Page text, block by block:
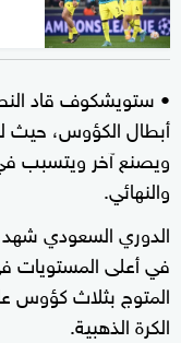
• ستويشكوف قاد
أبطال الكؤوس، حيث
ويصنع آخر ويتسبب
والنهائي.
الدوري السعودي
في أعلى المستويات في
المتوج بثلاث
الكرة الذهبية.